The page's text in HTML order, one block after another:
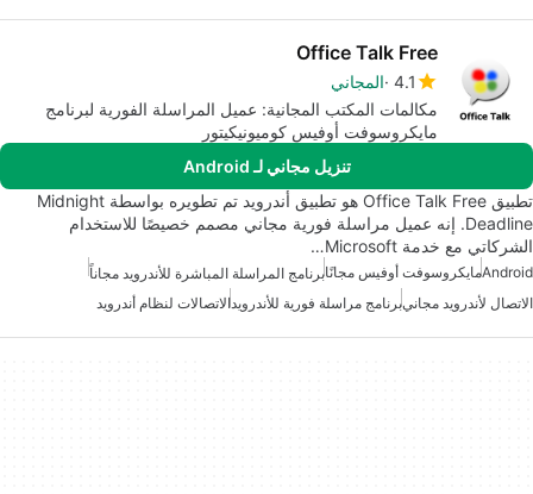
Office Talk Free
4.1 المجاني
مكالمات المكتب المجانية: عميل المراسلة الفورية لبرنامج
مايكروسوفت أوفيس كوميونيكيتور
تنزيل مجاني لـ Android
تطبيق Office Talk Free هو تطبيق أندرويد تم تطويره بواسطة Midnight
Deadline. إنه عميل مراسلة فورية مجاني مصمم خصيصًا للاستخدام
الشركاتي مع خدمة Microsoft…
Androidمايكروسوفت أوفيس مجانًابرنامج المراسلة المباشرة للأندرويد مجاناً
الاتصال لأندرويد مجانيبرنامج مراسلة فورية للأندرويدالاتصالات لنظام أندرويد